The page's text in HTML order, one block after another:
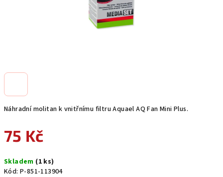
Náhradní molitan k vnitřnímu filtru Aquael AQ Fan Mini Plus.
75 Kč
cena:
Skladem (1 ks)
Kód: P-851-113904